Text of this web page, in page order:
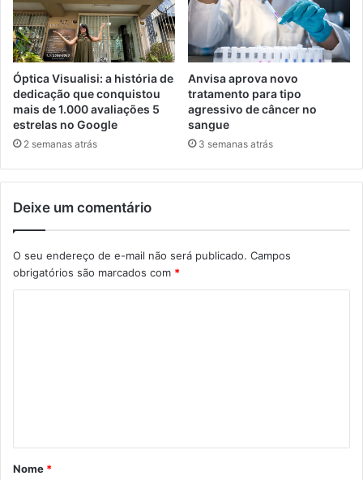
Óptica Visualisi: a história de
dedicação que conquistou
mais de 1.000 avaliações 5
estrelas no Google
2 semanas atrás
Anvisa aprova novo
tratamento para tipo
agressivo de câncer no
sangue
3 semanas atrás
Deixe um comentário
O seu endereço de e-mail não será publicado. Campos
obrigatórios são marcados com *
á
r
Nome *